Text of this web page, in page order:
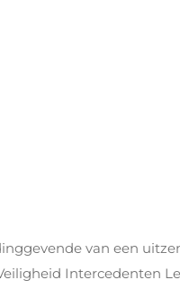
van een
Intercedenten